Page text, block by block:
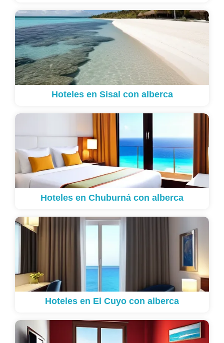
Hoteles en Sisal con alberca
Hoteles en Chuburná con alberca
Hoteles en El Cuyo con alberca